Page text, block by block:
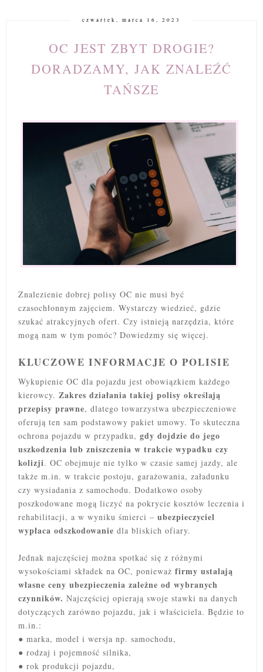
czwartek, marca 16, 2023
OC JEST ZBYT DROGIE?
DORADZAMY, JAK ZNALEŹĆ
TAŃSZE
Znalezienie dobrej polisy OC nie musi być
czasochłonnym zajęciem. Wystarczy wiedzieć, gdzie
szukać atrakcyjnych ofert. Czy istnieją narzędzia, które
mogą nam w tym pomóc? Dowiedzmy się więcej.
KLUCZOWE INFORMACJE O POLISIE
Wykupienie OC dla pojazdu jest obowiązkiem każdego
kierowcy. Zakres działania takiej polisy określają
przepisy prawne, dlatego towarzystwa ubezpieczeniowe
oferują ten sam podstawowy pakiet umowy. To skuteczna
ochrona pojazdu w przypadku, gdy dojdzie do jego
uszkodzenia lub zniszczenia w trakcie wypadku czy
kolizji. OC obejmuje nie tylko w czasie samej jazdy, ale
także m.in. w trakcie postoju, garażowania, załadunku
czy wysiadania z samochodu. Dodatkowo osoby
poszkodowane mogą liczyć na pokrycie kosztów leczenia i
rehabilitacji, a w wyniku śmierci – ubezpieczyciel
wypłaca odszkodowanie dla bliskich ofiary.
Jednak najczęściej można spotkać się z różnymi
wysokościami składek na OC, ponieważ firmy ustalają
własne ceny ubezpieczenia zależne od wybranych
czynników. Najczęściej opierają swoje stawki na danych
dotyczących zarówno pojazdu, jak i właściciela. Będzie to
m.in.:
● marka, model i wersja np. samochodu,
● rodzaj i pojemność silnika,
● rok produkcji pojazdu,